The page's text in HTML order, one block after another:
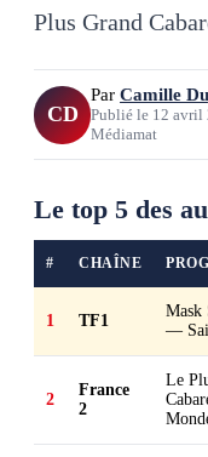
Plus Grand
CD
ParCamille
Publié le 12 avril
Médiamat
Le top 5 des
# CHAÎNE
1 TF1
Mask
—
2
France
2
Le